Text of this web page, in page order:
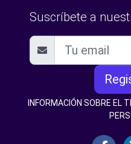
Suscríbete a
INFORMACIÓN SOBRE EL